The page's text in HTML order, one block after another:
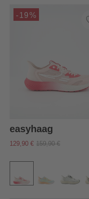
-19%
easyhaag
129,90 € 159,90 €